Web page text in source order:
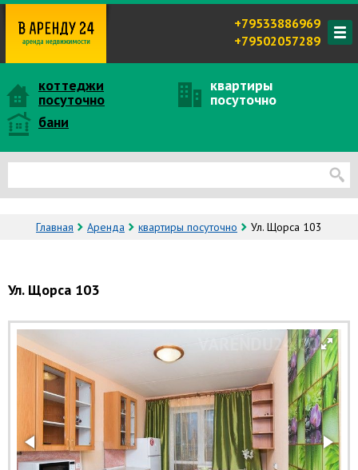
+79533886969
+79502057289
коттеджи
посуточно
квартиры
посуточно
бани
Главная Аренда квартиры посуточно Ул. Щорса 103
Ул. Щорса 103